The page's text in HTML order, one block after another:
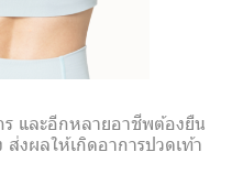
และอีกหลายอาชีพต้องยืน
งผลให้เกิดอาการปวดเท้า